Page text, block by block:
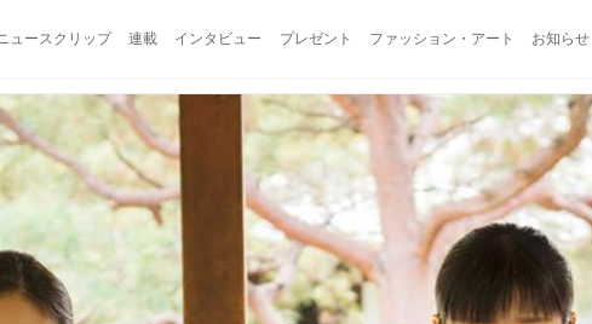
ュースクリップ 連載 インタビュー プレゼント ファッション・アート お知らせ